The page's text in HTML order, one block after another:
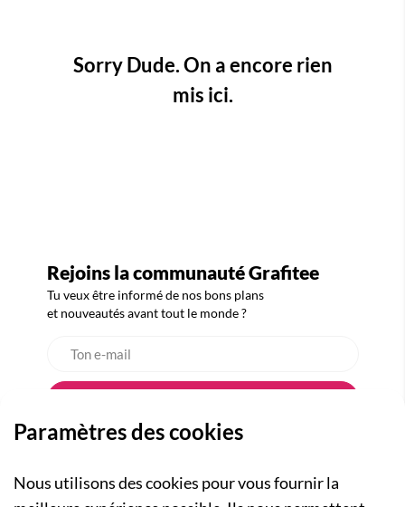
Sorry Dude. On a encore rien
mis ici.
Rejoins la communauté Grafitee
Tu veux être informé de nos bons plans
et nouveautés avant tout le monde ?
Paramètres des cookies
Nous utilisons des cookies pour vous fournir la